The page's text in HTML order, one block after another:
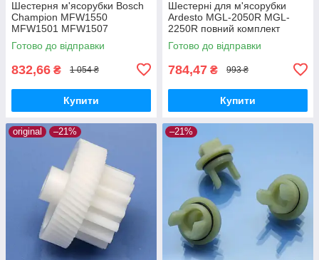
Шестерня м'ясорубки Bosch
Champion MFW1550
MFW1501 MFW1507
MFW1511 MFW1545 SFW1
CNFW2 оригінал Ø68 h25
Готово до відправки
832,66 ₴ 1 054 ₴
Купити
Шестерні для м'ясорубки
Ardesto MGL-2050R MGL-
2250R повний комплект
оригінал харчовий пластик
Готово до відправки
784,47 ₴ 993 ₴
Купити
original –21% –21%